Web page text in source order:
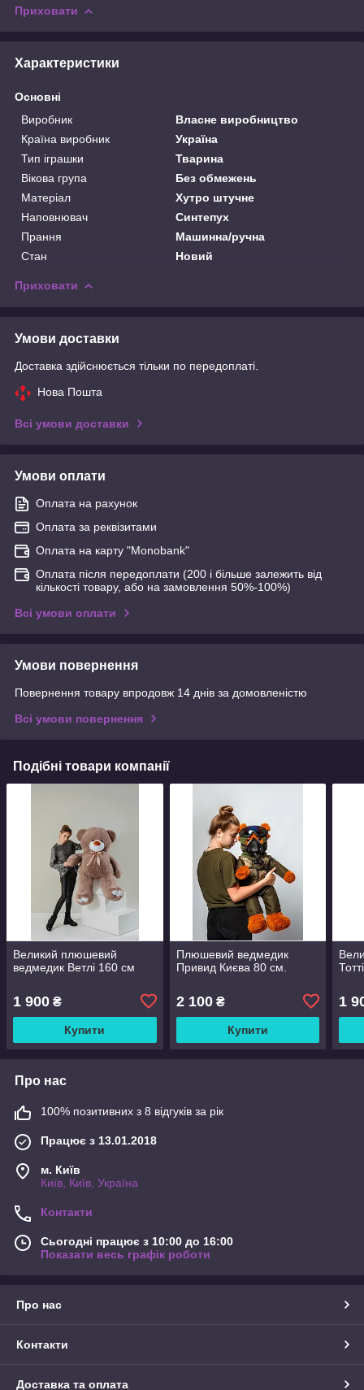
Приховати
Характеристики
Основні
Виробник
Власне виробництво
Країна виробник
Україна
Тип іграшки
Тварина
Вікова група
Без обмежень
Матеріал
Хутро штучне
Наповнювач
Синтепух
Прання
Машинна/ручна
Стан
Новий
Приховати
Умови доставки
Доставка здійснюється тільки по передоплаті.
Нова Пошта
Всі умови доставки
Умови оплати
Оплата на рахунок
Оплата за реквізитами
Оплата на карту "Monobank"
Оплата після передоплати (200 і більше залежить від
кількості товару, або на замовлення 50%-100%)
Всі умови оплати
Умови повернення
Повернення товару впродовж 14 днів за домовленістю
Всі умови повернення
Подібні товари компанії
Великий плюшевий
ведмедик Ветлі 160 см
1 900 ₴
Купити
Плюшевий ведмедик
Привид Києва 80 см.
2 100₴
Купити
1
Про нас
100% позитивних з 8 відгуків за рік
Працює з 13.01.2018
м. Київ
Київ, Київ, Україна
Контакти
Сьогодні працює з 10:00 до 16:00
Показати весь графік роботи
Про нас
Контакти
Доставка та оплата